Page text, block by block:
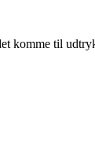
komme til